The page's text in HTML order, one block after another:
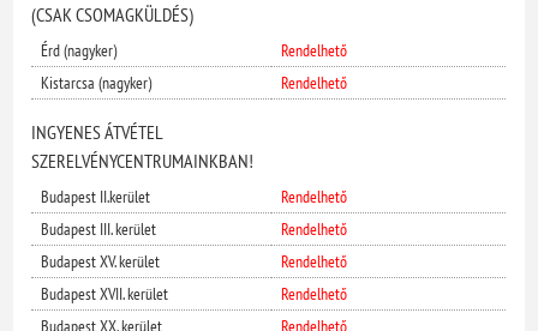
(CSAK CSOMAGKÜLDÉS)
Érd (nagyker)
Rendelhető
Kistarcsa (nagyker)
Rendelhető
INGYENES ÁTVÉTEL
SZERELVÉNYCENTRUMAINKBAN!
Budapest II.kerület
Rendelhető
Budapest III. kerület
Rendelhető
Budapest XV. kerület
Rendelhető
Budapest XVII. kerület
Rendelhető
Budapest XX. kerület
Rendelhető